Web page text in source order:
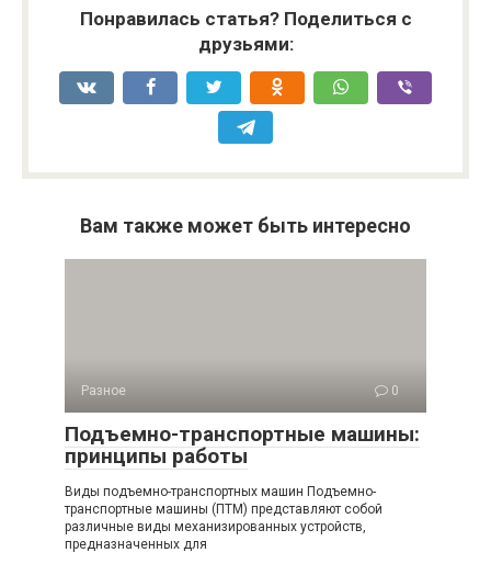
Понравилась статья? Поделиться с
друзьями:
Вам также может быть интересно
Разное 0
Подъемно-транспортные машины:
принципы работы
Виды подъемно-транспортных машин Подъемно-
транспортные машины (ПТМ) представляют собой
различные виды механизированных устройств,
предназначенных для